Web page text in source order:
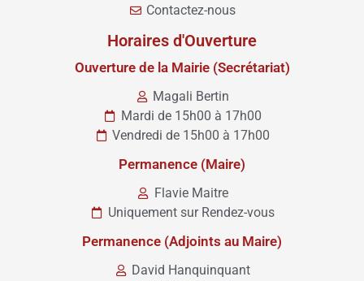
Contactez-nous
Horaires d'Ouverture
Ouverture de la Mairie (Secrétariat)
Magali Bertin
Mardi de 15h00 à 17h00
Vendredi de 15h00 à 17h00
Permanence (Maire)
Flavie Maitre
Uniquement sur Rendez-vous
Permanence (Adjoints au Maire)
David Hanquinquant